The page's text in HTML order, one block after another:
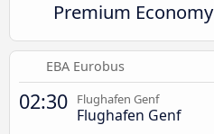
Premium Economy
EBA Eurobus
02:30 Flughafen Genf
Flughafen Genf